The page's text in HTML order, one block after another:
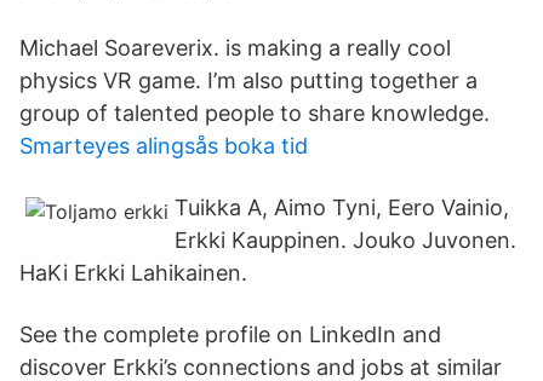
Michael Soareverix. is making a really cool
physics VR game. I’m also putting together a
group of talented people to share knowledge.
Smarteyes alingsås boka tid
Tuikka A, Aimo Tyni, Eero Vainio,
Erkki Kauppinen. Jouko Juvonen.
HaKi Erkki Lahikainen.
See the complete profile on LinkedIn and
discover Erkki’s connections and jobs at similar